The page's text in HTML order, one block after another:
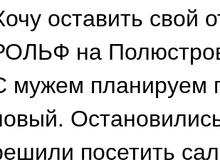
оставить свой
на
мужем планируем
посетить